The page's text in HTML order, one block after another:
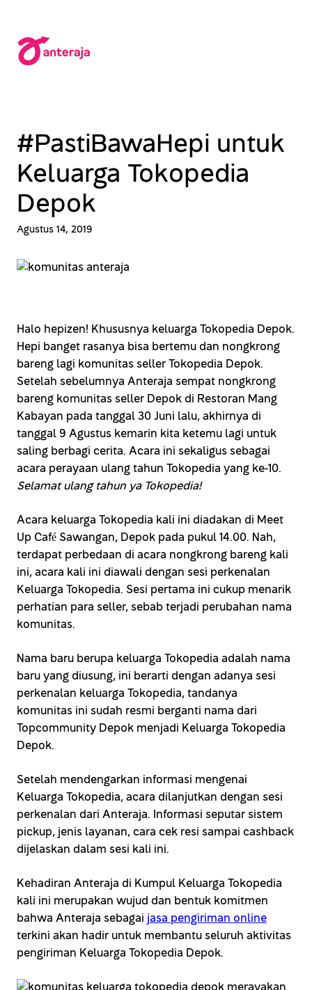
konten
#PastiBawaHepi untuk
Keluarga Tokopedia
Depok
Agustus 14, 2019
Halo hepizen! Khususnya keluarga Tokopedia Depok.
Hepi banget rasanya bisa bertemu dan nongkrong
bareng lagi komunitas seller Tokopedia Depok.
Setelah sebelumnya Anteraja sempat nongkrong
bareng komunitas seller Depok di Restoran Mang
Kabayan pada tanggal 30 Juni lalu, akhirnya di
tanggal 9 Agustus kemarin kita ketemu lagi untuk
saling berbagi cerita. Acara ini sekaligus sebagai
acara perayaan ulang tahun Tokopedia yang ke-10.
Selamat ulang tahun ya Tokopedia!
Acara keluarga Tokopedia kali ini diadakan di Meet
Up Café Sawangan, Depok pada pukul 14.00. Nah,
terdapat perbedaan di acara nongkrong bareng kali
ini, acara kali ini diawali dengan sesi perkenalan
Keluarga Tokopedia. Sesi pertama ini cukup menarik
perhatian para seller, sebab terjadi perubahan nama
komunitas.
Nama baru berupa keluarga Tokopedia adalah nama
baru yang diusung, ini berarti dengan adanya sesi
perkenalan keluarga Tokopedia, tandanya
komunitas ini sudah resmi berganti nama dari
Topcommunity Depok menjadi Keluarga Tokopedia
Depok.
Setelah mendengarkan informasi mengenai
Keluarga Tokopedia, acara dilanjutkan dengan sesi
perkenalan dari Anteraja. Informasi seputar sistem
pickup, jenis layanan, cara cek resi sampai cashback
dijelaskan dalam sesi kali ini.
Kehadiran Anteraja di Kumpul Keluarga Tokopedia
kali ini merupakan wujud dan bentuk komitmen
bahwa Anteraja sebagai jasa pengiriman online
terkini akan hadir untuk membantu seluruh aktivitas
pengiriman Keluarga Tokopedia Depok.